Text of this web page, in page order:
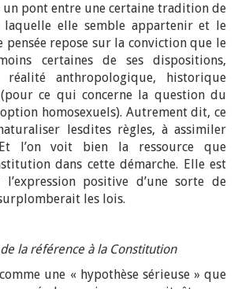
un pont entre une certaine tradition de
laquelle elle semble appartenir et le
repose sur la conviction que le
certaines de ses dispositions,
anthropologique, historique
ce qui concerne la question du
homosexuels). Autrement dit, ce
lesdites règles, à assimiler
l’on voit bien la ressource que
dans cette démarche. Elle est
positive d’une sorte de
les lois.
la référence à la Constitution
une « hypothèse sérieuse » que